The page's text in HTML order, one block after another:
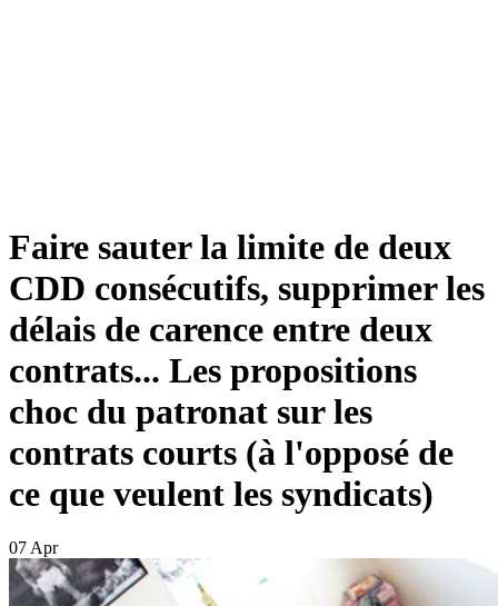
Faire sauter la limite de deux
CDD consécutifs, supprimer les
délais de carence entre deux
contrats... Les propositions
choc du patronat sur les
contrats courts (à l'opposé de
ce que veulent les syndicats)
07 Apr